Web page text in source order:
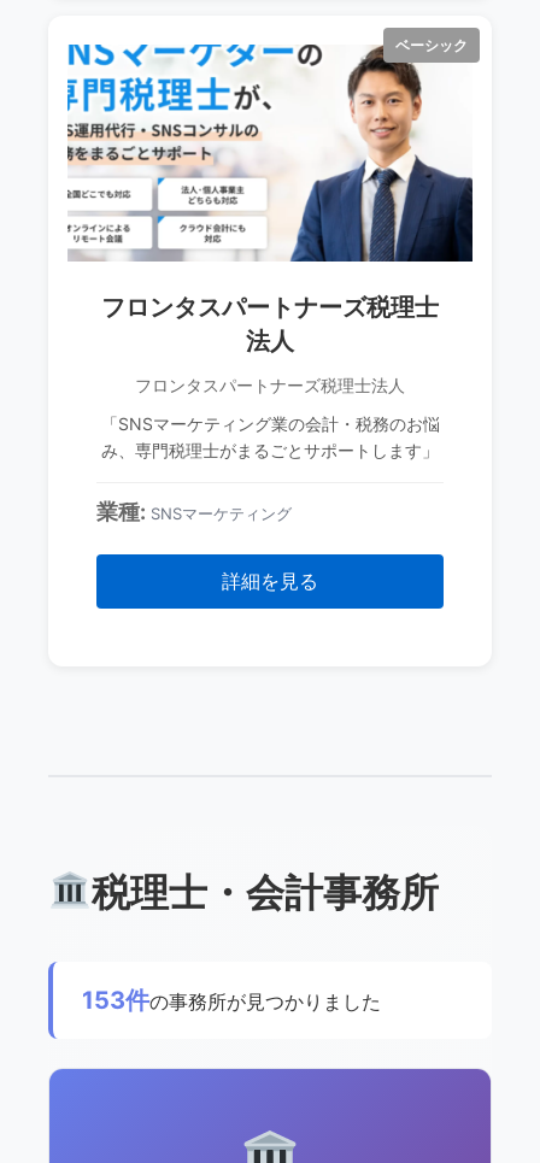
ベーシック
フロンタスパートナーズ税理士
法人
フロンタスパートナーズ税理士法人
「SNSマーケティング業の会計・税務のお悩
み、専門税理士がまるごとサポートします」
業種: SNSマーケティング
詳細を見る
税理士・会計事務所
153件の事務所が見つかりました